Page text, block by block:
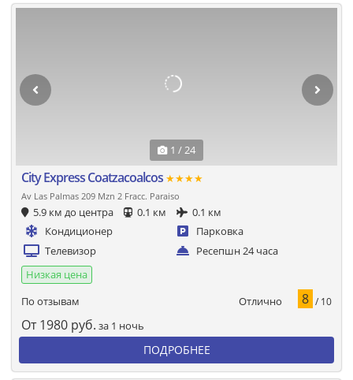
1 / 24
City Express Coatzacoalcos ★★★★
Av Las Palmas 209 Mzn 2 Fracc. Paraiso
5.9 км до центра 0.1 км
0.1 км
Кондиционер
Парковка
Телевизор
Ресепшн 24 часа
Низкая цена
По отзывам
Отлично 8 / 10
От 1980 руб. за 1 ночь
ПОДРОБНЕЕ